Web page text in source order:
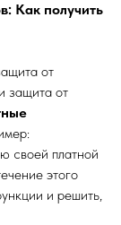
Как получить
от
защита от
своей платной
этого
и решить,